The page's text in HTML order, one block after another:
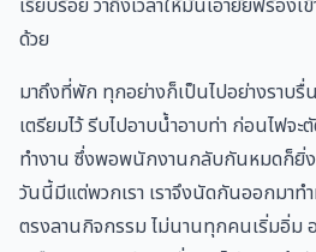
เรียบร้อย ว่าถึงเวลาให้มันเอายัยฟร้อง
ด้วย
มาถึงที่พัก ทุกอย่างก็เป็นไปอย่างราบรื่
เตรียมไว้ รีบไปอาบน้ำอาบท่า ก่อนไฟจะ
ทำงาน ซึ่งพอพนักงานกลับกันหมดก็ยิ่ง
วันนี้มีแต่พวกเรา เราจึงนัดกันออกมาท
ตรงลานกิจกรรม ไม่นานทุกคนเริ่มอิ่ม